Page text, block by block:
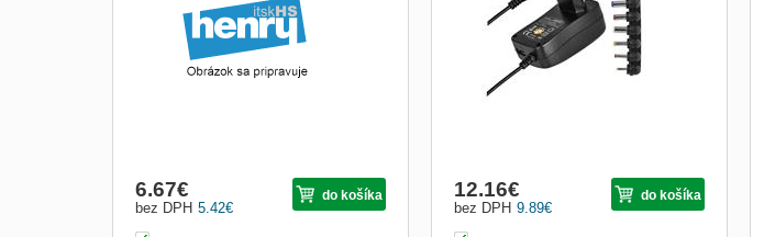
5.42€
bez DPH
6.67€ do košíka
nabíjení neuvádí se počet USB výstupů 1
kabel 1,5 m ochrana proti přetížení,
přepětí a zkratu ano...
9.89€
bez DPH
12.16€ do košíka